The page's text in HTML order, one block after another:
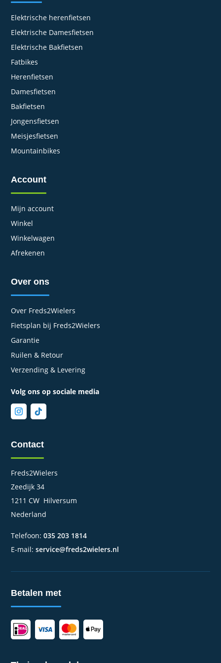
Elektrische herenfietsen
Elektrische Damesfietsen
Elektrische Bakfietsen
Fatbikes
Herenfietsen
Damesfietsen
Bakfietsen
Jongensfietsen
Meisjesfietsen
Mountainbikes
Account
Mijn account
Winkel
Winkelwagen
Afrekenen
Over ons
Over Freds2Wielers
Fietsplan bij Freds2Wielers
Garantie
Ruilen & Retour
Verzending & Levering
Volg ons op sociale media
Contact
Freds2Wielers
Zeedijk 34
1211 CW Hilversum
Nederland
Telefoon:035 203 1814
E-mail:service@freds2wielers.nl
Betalen met